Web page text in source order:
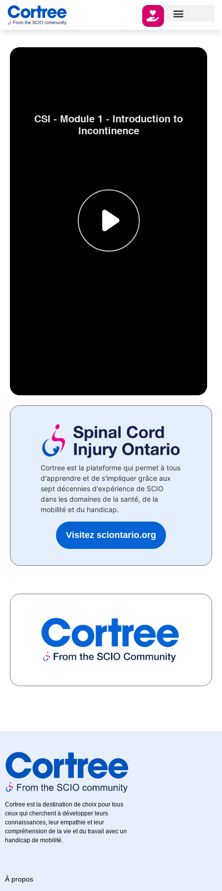
Cortree est la plateforme qui permet à tous
d'apprendre et de s'impliquer grâce aux
sept décennies d'expérience de SCIO
dans les domaines de la santé, de la
mobilité et du handicap.
Visitez sciontario.org
Cortree est la destination de choix pour tous
ceux qui cherchent à développer leurs
connaissances, leur empathie et leur
compréhension de la vie et du travail avec un
handicap de mobilité.
À propos